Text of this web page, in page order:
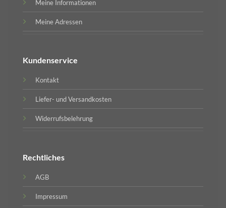
Meine Informationen
Meine Adressen
Kundenservice
Kontakt
Liefer- und Versandkosten
Widerrufsbelehrung
Rechtliches
AGB
Impressum